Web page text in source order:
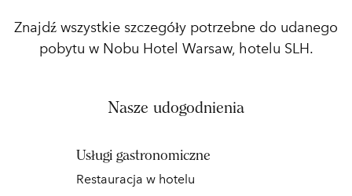
Znajdź wszystkie szczegóły potrzebne do udanego
pobytu w Nobu Hotel Warsaw, hotelu SLH.
Nasze udogodnienia
Usługi gastronomiczne
Restauracja w hotelu